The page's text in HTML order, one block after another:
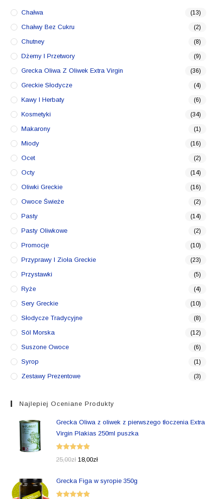
Chałwa (13)
Chałwy Bez Cukru (2)
Chutney (8)
Dżemy I Przetwory (9)
Grecka Oliwa Z Oliwek Extra Virgin (36)
Greckie Słodycze (4)
Kawy I Herbaty (6)
Kosmetyki (34)
Makarony (1)
Miody (16)
Ocet (2)
Octy (14)
Oliwki Greckie (16)
Owoce Świeże (2)
Pasty (14)
Pasty Oliwkowe (2)
Promocje (10)
Przyprawy I Zioła Greckie (23)
Przystawki (5)
Ryże (4)
Sery Greckie (10)
Słodycze Tradycyjne (8)
Sól Morska (12)
Suszone Owoce (6)
Syrop (1)
Zestawy Prezentowe (3)
Najlepiej Oceniane Produkty
Grecka Oliwa z oliwek z pierwszego tłoczenia Extra
Virgin Plakias 250ml puszka
Oceniono
25,00zł 18,00zł
Grecka Figa w syropie 350g